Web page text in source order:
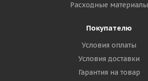
Расходные материалы
Покупателю
Условия оплаты
Условия доставки
Гарантия на товар